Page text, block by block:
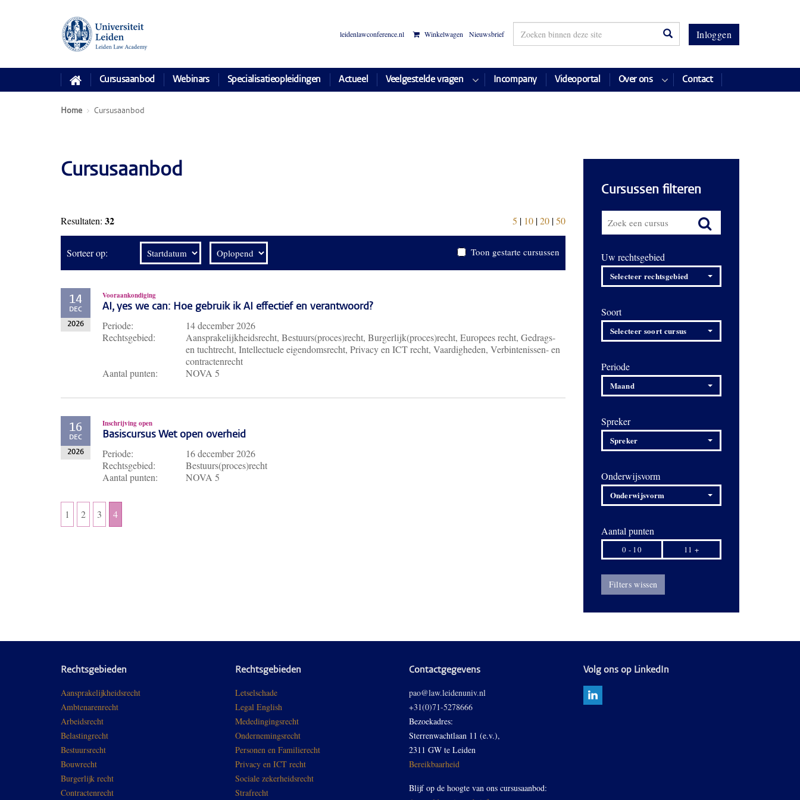
Inloggen
leidenlawconference.nl Winkelwagen Nieuwsbrief
Cursusaanbod Webinars Specialisatieopleidingen Actueel Veelgestelde vragen Incompany Videoportal Over ons Contact
Home Cursusaanbod
Cursusaanbod
Resultaten: 32 5 | 10|20|50
Sorteer op: Toon gestarte cursussen
14
DEC
2026
Vooraankondiging
AI, yes we can: Hoe gebruik ik AI effectief en verantwoord?
Periode:
14 december 2026
Rechtsgebied:
Aansprakelijkheidsrecht, Bestuurs(proces)recht, Burgerlijk(proces)recht, Europees recht, Gedrags-
en tuchtrecht, Intellectuele eigendomsrecht, Privacy en ICT recht, Vaardigheden, Verbintenissen- en
contractenrecht
Aantal punten:
NOVA 5
16
DEC
2026
Inschrijving open
Basiscursus Wet open overheid
Periode:
16 december 2026
Rechtsgebied:
Bestuurs(proces)recht
Aantal punten:
NOVA 5
1 2 3 4
Cursussen filteren
Uw rechtsgebied
Selecteer rechtsgebied
Soort
Selecteer soort cursus
Periode
Maand
Spreker
Spreker
Onderwijsvorm
Onderwijsvorm
Aantal punten
0 - 10 11 +
Filters wissen
Rechtsgebieden
Aansprakelijkheidsrecht
Ambtenarenrecht
Arbeidsrecht
Belastingrecht
Bestuursrecht
Bouwrecht
Burgerlijk recht
Contractenrecht
Rechtsgebieden
Letselschade
Legal English
Mededingingsrecht
Ondernemingsrecht
Personen en Familierecht
Privacy en ICT recht
Sociale zekerheidsrecht
Strafrecht
Contactgegevens
pao@law.leidenuniv.nl
+31(0)71-5278666
Bezoekadres:
Sterrenwachtlaan 11 (e.v.),
2311 GW te Leiden
Bereikbaarheid
Blijf op de hoogte van ons cursusaanbod:
Volg ons op LinkedIn